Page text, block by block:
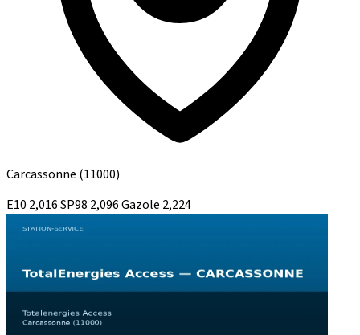
Carcassonne (11000)
E10 2,016SP98 2,096Gazole 2,224